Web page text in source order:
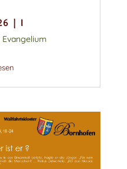
| I